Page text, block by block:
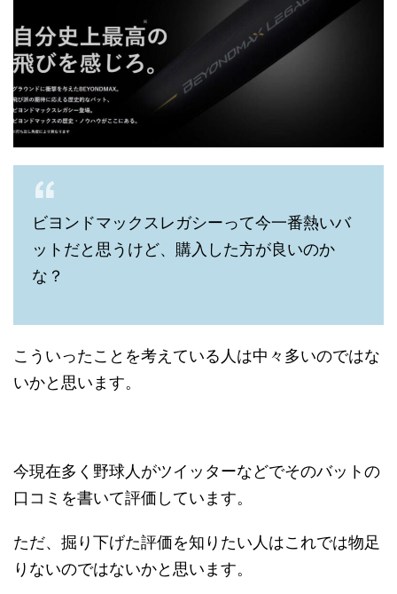
ビヨンドマックスレガシーって今一番熱いバ
ットだと思うけど、購入した方が良いのか
な？
こういったことを考えている人は中々多いのではな
いかと思います。
今現在多く野球人がツイッターなどでそのバットの
口コミを書いて評価しています。
ただ、掘り下げた評価を知りたい人はこれでは物足
りないのではないかと思います。